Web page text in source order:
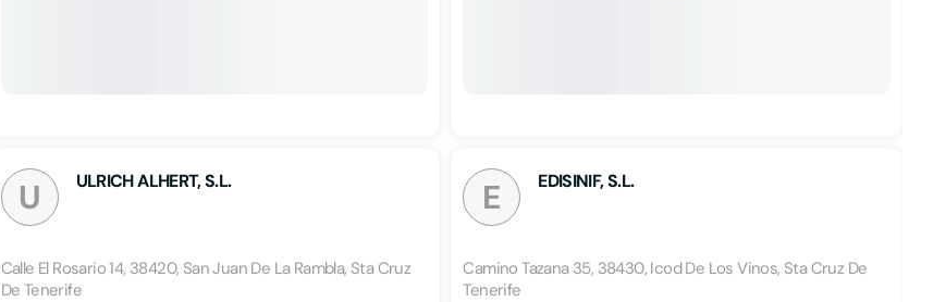
U ULRICH ALHERT, S.L.
Calle El Rosario 14, 38420, San Juan De La Rambla, Sta Cruz
De Tenerife
E EDISINIF, S.L.
Camino Tazana 35, 38430, Icod De Los Vinos, Sta Cruz De
Tenerife